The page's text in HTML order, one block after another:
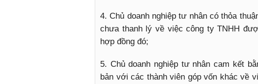
4. Chủ doanh nghiệp tư nhân có thỏa
chưa thanh lý về việc công ty TNHH
hợp đồng đó;
5. Chủ doanh nghiệp tư nhân cam kết
bản với các thành viên góp vốn khác về